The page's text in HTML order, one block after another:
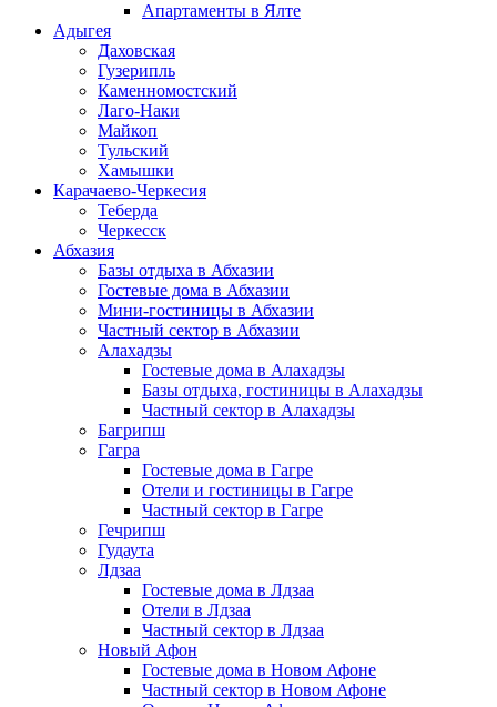
Апартаменты в Ялте
Адыгея
Даховская
Гузерипль
Каменномостский
Лаго-Наки
Майкоп
Тульский
Хамышки
Карачаево-Черкесия
Теберда
Черкесск
Абхазия
Базы отдыха в Абхазии
Гостевые дома в Абхазии
Мини-гостиницы в Абхазии
Частный сектор в Абхазии
Алахадзы
Гостевые дома в Алахадзы
Базы отдыха, гостиницы в Алахадзы
Частный сектор в Алахадзы
Багрипш
Гагра
Гостевые дома в Гагре
Отели и гостиницы в Гагре
Частный сектор в Гагре
Гечрипш
Гудаута
Лдзаа
Гостевые дома в Лдзаа
Отели в Лдзаа
Частный сектор в Лдзаа
Новый Афон
Гостевые дома в Новом Афоне
Частный сектор в Новом Афоне